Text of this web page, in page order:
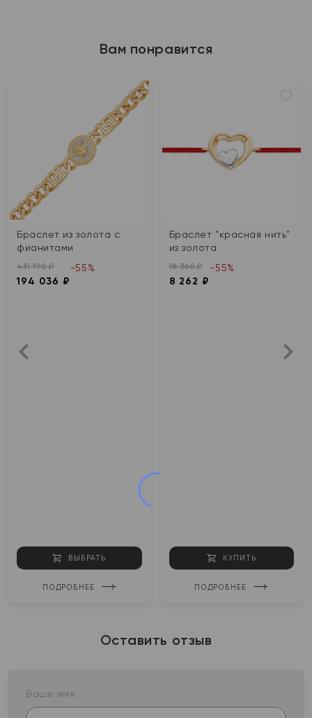
Вам понравится
Браслет из золота с
фианитами
431 190 ₽
194 036 ₽
-55%
ВЫБРАТЬ
ПОДРОБНЕЕ
Браслет "красная нить"
из золота
18 360 ₽
8 262 ₽
-55%
КУПИТЬ
ПОДРОБНЕЕ
Оставить отзыв
Ваше имя: